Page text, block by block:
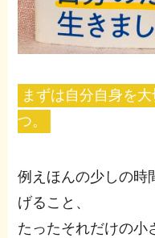
まずは自分自身を
つ。
例えほんの少しの時
げること、
たったそれだけの小